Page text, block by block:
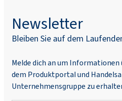
Newsletter
Bleiben Sie auf dem
Melde dich an um
dem Produktportal und
Unternehmensgruppe zu